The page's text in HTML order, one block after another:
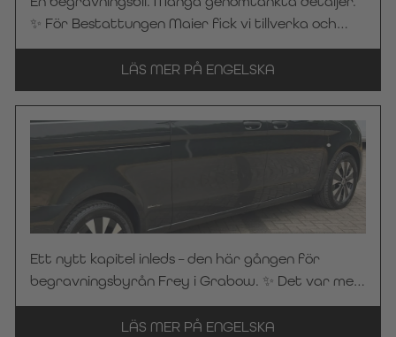
✨ För Bestattungen Maier fick vi tillverka och
leverera en begravningsbil baserad på en
Mercedes-Benz Vito 116 CDI Pro ALLRAD i
grafitgrått. En särskild höjdpunkt: vår
skräddarsydda skiljevägg med motivet av en
solbelyst skogsstig. 🌿☀️ Den skapar lugn och en
behaglig atmosfär i fordonets kupé – en detalj
individuella lösningar som gör varje begravningsbil
från Kuhlmann Cars till ett verkligt unikat. 🤝
förtroendet för KC Manufaktur by Steelworks. Vi
önskar er alltid en trevlig och säker resa!
LÄS MER PÅ ENGELSKA
Ett nytt kapitel inleds – den här gången för
begravningsbyrån Frey i Grabow. ✨ Det var med
stor glädje vi överlämnade vår begravningsbil,
baserad på Mercedes-Benz Vito 116 CDI Pro i
LÄS MER PÅ ENGELSKA